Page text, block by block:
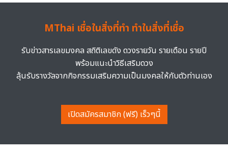
MThai เชื่อในสิ่งที่ทำ ทำในสิ่งที่เชื่อ
รับข่าวสารเลขมงคล สถิติเลขดัง ดวงรายวัน รายเดือน รายปี
พร้อมแนะนำวิธีเสริมดวง
ลุ้นรับรางวัลจากกิจกรรมเสริมความเป็นมงคลให้กับตัวท่านเอง
เปิดสมัครสมาชิก (ฟรี) เร็วๆนี้